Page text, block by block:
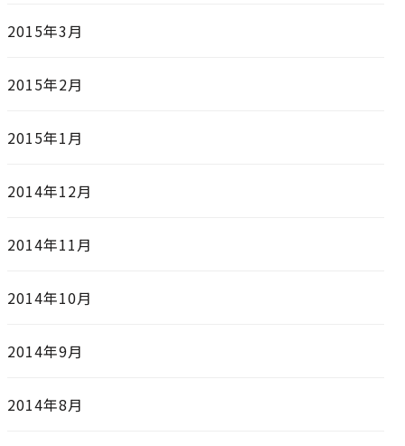
2015年3月
2015年2月
2015年1月
2014年12月
2014年11月
2014年10月
2014年9月
2014年8月